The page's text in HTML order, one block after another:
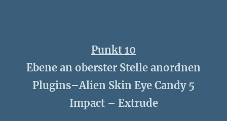
Punkt 10
Ebene an oberster Stelle anordnen
Plugins–Alien Skin Eye Candy 5
Impact – Extrude